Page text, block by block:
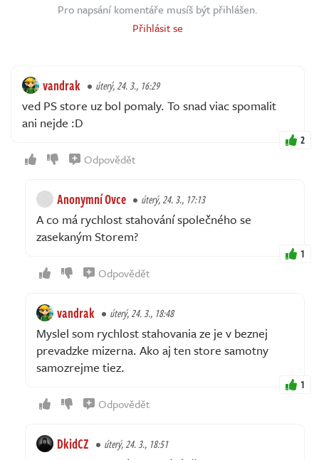
Pro napsání komentáře musíš být přihlášen.
Přihlásit se
vandrak úterý, 24. 3., 16:29
ved PS store uz bol pomaly. To snad viac spomalit
ani nejde :D
2
Odpovědět
Anonymní Ovce úterý, 24. 3., 17:13
A co má rychlost stahování společného se
zasekaným Storem?
1
Odpovědět
vandrak úterý, 24. 3., 18:48
Myslel som rychlost stahovania ze je v beznej
prevadzke mizerna. Ako aj ten store samotny
samozrejme tiez.
1
Odpovědět
DkidCZ úterý, 24. 3., 18:51